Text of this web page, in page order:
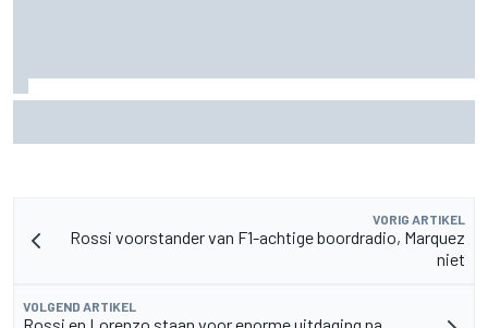
VORIG ARTIKEL
Rossi voorstander van F1-achtige boordradio, Marquez
niet
VOLGEND ARTIKEL